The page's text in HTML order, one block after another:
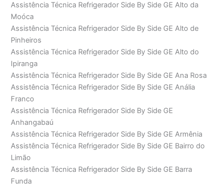
Assistência Técnica Refrigerador Side By Side GE Alto da
Moóca
Assistência Técnica Refrigerador Side By Side GE Alto de
Pinheiros
Assistência Técnica Refrigerador Side By Side GE Alto do
Ipiranga
Assistência Técnica Refrigerador Side By Side GE Ana Rosa
Assistência Técnica Refrigerador Side By Side GE Anália
Franco
Assistência Técnica Refrigerador Side By Side GE
Anhangabaú
Assistência Técnica Refrigerador Side By Side GE Armênia
Assistência Técnica Refrigerador Side By Side GE Bairro do
Limão
Assistência Técnica Refrigerador Side By Side GE Barra
Funda